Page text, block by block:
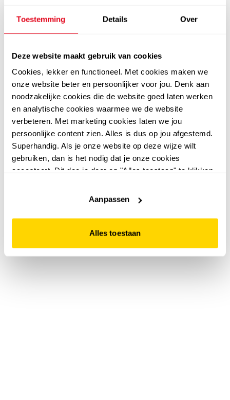
Toestemming Details Over
Deze website maakt gebruik van cookies
Cookies, lekker en functioneel. Met cookies maken we
onze website beter en persoonlijker voor jou. Denk aan
noodzakelijke cookies die de website goed laten werken
en analytische cookies waarmee we de website
verbeteren. Met marketing cookies laten we jou
persoonlijke content zien. Alles is dus op jou afgestemd.
Superhandig. Als je onze website op deze wijze wilt
gebruiken, dan is het nodig dat je onze cookies
accepteert. Dit doe je door op "Alles toestaan" te klikken.
website niet optimaal functioneert.
Aanpassen
Alles toestaan